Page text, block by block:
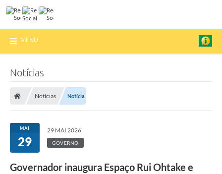
MENU
Notícias
Notícias Notícia
MAI
29
29 MAI 2026
GOVERNO
Governador inaugura Espaço Rui Ohtake e